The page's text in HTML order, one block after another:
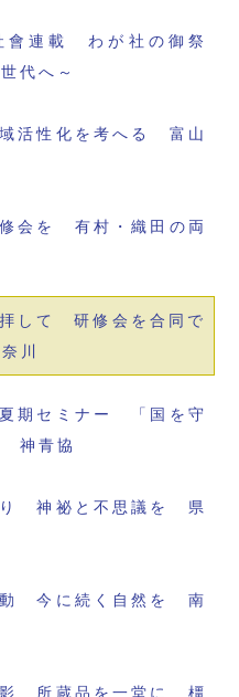
會連載 わが社の御祭
代へ～
活性化を考へる 富山
会を 有村・織田の両
して 研修会を合同で
川
期セミナー 「国を守
神青協
り 神祕と不思議を 県
動 今に続く自然を 南
影 所蔵品を一堂に 橿